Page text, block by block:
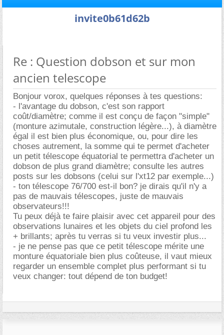
invite0b61d62b
Re : Question dobson et sur mon
ancien telescope
Bonjour vorox, quelques réponses à tes questions:
- l'avantage du dobson, c'est son rapport
coût/diamètre; comme il est conçu de façon "simple"
(monture azimutale, construction légère...), à diamètre
égal il est bien plus économique, ou, pour dire les
choses autrement, la somme qui te permet d'acheter
un petit télescope équatorial te permettra d'acheter un
dobson de plus grand diamètre; consulte les autres
posts sur les dobsons (celui sur l'xt12 par exemple...)
- ton télescope 76/700 est-il bon? je dirais qu'il n'y a
pas de mauvais télescopes, juste de mauvais
observateurs!!!
Tu peux déjà te faire plaisir avec cet appareil pour des
observations lunaires et les objets du ciel profond les
+ brillants; après tu verras si tu veux investir plus...
- je ne pense pas que ce petit télescope mérite une
monture équatoriale bien plus coûteuse, il vaut mieux
regarder un ensemble complet plus performant si tu
veux changer: tout dépend de ton budget!